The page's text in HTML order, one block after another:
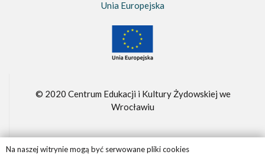
Unia Europejska
© 2020 Centrum Edukacji i Kultury Żydowskiej we
Wrocławiu
Na naszej witrynie mogą być serwowane pliki cookies